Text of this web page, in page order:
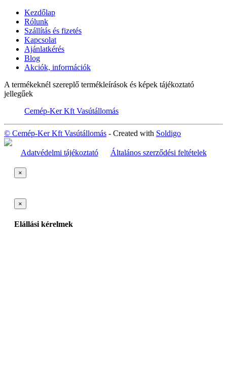
Kezdőlap
Rólunk
Szállítás és fizetés
Kapcsolat
Ajánlatkérés
Blog
Akciók, információk
A termékeknél szereplő termékleírások és képek tájékoztató
jellegűek
Cemép-Ker Kft Vasútállomás
© Cemép-Ker Kft Vasútállomás - Created with Soldigo
Adatvédelmi tájékoztató Általános szerződési feltételek
×
×
Elállási kérelmek